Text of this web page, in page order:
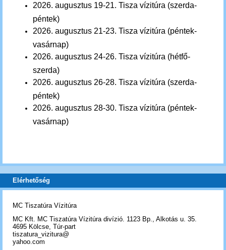
2026. augusztus 19-21. Tisza vízitúra (szerda-
péntek)
2026. augusztus 21-23. Tisza vízitúra (péntek-
vasárnap)
2026. augusztus 24-26. Tisza vízitúra (hétfő-
szerda)
2026. augusztus 26-28. Tisza vízitúra (szerda-
péntek)
2026. augusztus 28-30. Tisza vízitúra (péntek-
vasárnap)
Elérhetőség
MC Tiszatúra Vízitúra
MC Kft. MC Tiszatúra Vízitúra divízió. 1123 Bp., Alkotás u. 35.
4695 Kölcse, Túr-part
tiszatura_vizitura@
yahoo.com